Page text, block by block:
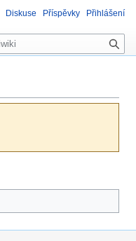
Diskuse Příspěvky Přihlášení